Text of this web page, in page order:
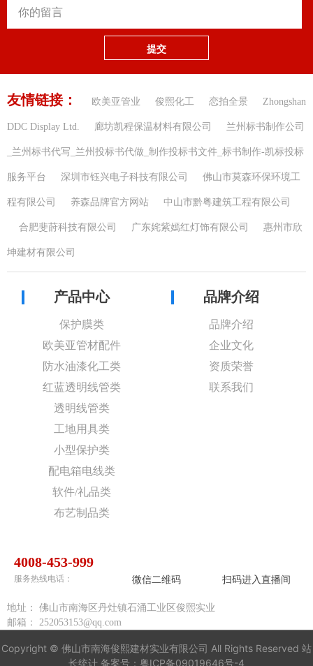
提交
友情链接： 欧美亚管业 俊熙化工 恋拍全景 Zhongshan
DDC Display Ltd. 廊坊凯程保温材料有限公司 兰州标书制作公司
_兰州标书代写_兰州投标书代做_制作投标书文件_标书制作-凯标投标
服务平台 深圳市钰兴电子科技有限公司 佛山市莫森环保环境工
程有限公司 养森品牌官方网站 中山市黔粤建筑工程有限公司
合肥斐莳科技有限公司 广东姹紫嫣红灯饰有限公司 惠州市欣
坤建材有限公司
产品中心
保护膜类
欧美亚管材配件
防水油漆化工类
红蓝透明线管类
透明线管类
工地用具类
小型保护类
配电箱电线类
软件/礼品类
布艺制品类
品牌介绍
品牌介绍
企业文化
资质荣誉
联系我们
4008-453-999
服务热线电话： 微信二维码 扫码进入直播间
地址：
佛山市南海区丹灶镇石涌工业区俊熙实业
邮箱：
252053153@qq.com
Copyright © 佛山市南海俊熙建材实业有限公司 All Rights Reserved 站
长统计 备案号： 粤ICP备09019646号-4